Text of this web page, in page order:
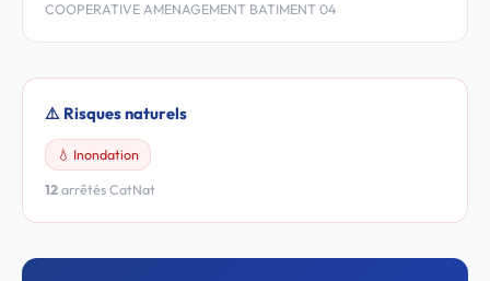
COOPERATIVE AMENAGEMENT BATIMENT 04
⚠️ Risques naturels
💧 Inondation
12 arrêtés CatNat